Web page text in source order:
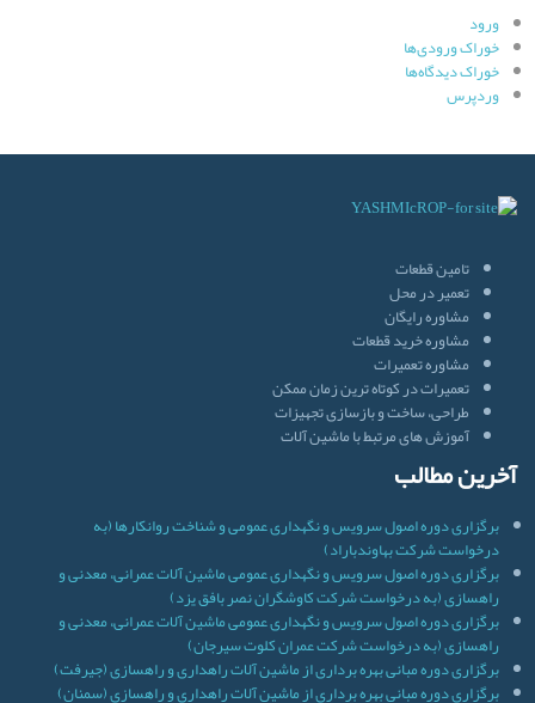
ورود
خوراک ورودی‌ها
خوراک دیدگاه‌ها
وردپرس
تامین قطعات
تعمیر در محل
مشاوره رایگان
مشاوره خرید قطعات
مشاوره تعمیرات
تعمیرات در کوتاه ترین زمان ممکن
طراحی، ساخت و بازسازی تجهیزات
آموزش های مرتبط با ماشین آلات
آخرین مطالب
برگزاری دوره اصول سرویس و نگهداری عمومی و شناخت روانکارها (به
درخواست شرکت بهاوندباراد)
برگزاری دوره اصول سرویس و نگهداری عمومی ماشین آلات عمرانی، معدنی و
راهسازی (به درخواست شرکت کاوشگران نصر بافق یزد)
برگزاری دوره اصول سرویس و نگهداری عمومی ماشین آلات عمرانی، معدنی و
راهسازی (به درخواست شرکت عمران کلوت سیرجان)
برگزاری دوره مبانی بهره برداری از ماشین آلات راهداری و راهسازی (جیرفت)
برگزاری دوره مبانی بهره برداری از ماشین آلات راهداری و راهسازی (سمنان)